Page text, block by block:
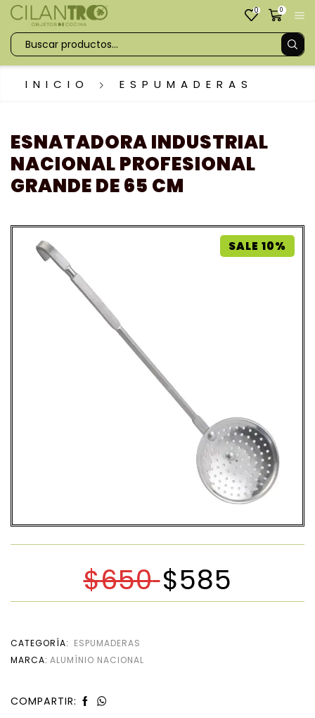
0 0
INICIO ESPUMADERAS
ESNATADORA INDUSTRIAL
NACIONAL PROFESIONAL
GRANDE DE 65 CM
SALE 10%
$650 $585
CATEGORÍA: ESPUMADERAS
MARCA: ALUMÍNIO NACIONAL
COMPARTIR: